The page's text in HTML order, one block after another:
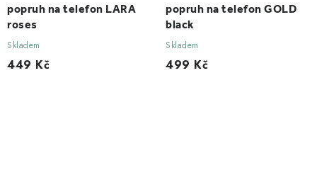
popruh na telefon LARA
roses
Skladem
449 Kč
popruh na telefon GOLD
black
Skladem
499 Kč